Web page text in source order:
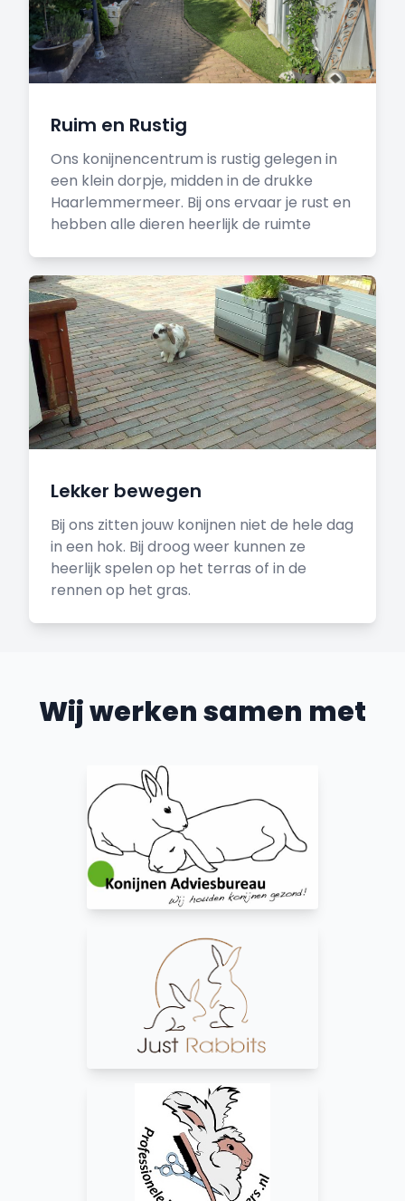
Ruim en Rustig
Ons konijnencentrum is rustig gelegen in
een klein dorpje, midden in de drukke
Haarlemmermeer. Bij ons ervaar je rust en
hebben alle dieren heerlijk de ruimte
Lekker bewegen
Bij ons zitten jouw konijnen niet de hele dag
in een hok. Bij droog weer kunnen ze
heerlijk spelen op het terras of in de
rennen op het gras.
Wij werken samen met